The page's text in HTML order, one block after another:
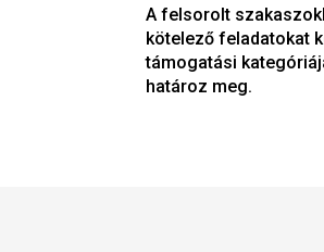
A felsorolt
kötelező feladatokat
támogatási
határoz meg.